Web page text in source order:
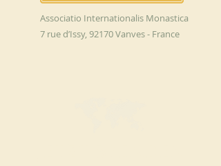
Associatio Internationalis Monastica
7 rue d’Issy, 92170 Vanves - France